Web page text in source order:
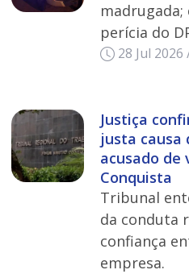
perícia do
28 Jul 2026
Justiça
justa causa
acusado de
Conquista
Tribunal
da conduta
confiança
empresa.